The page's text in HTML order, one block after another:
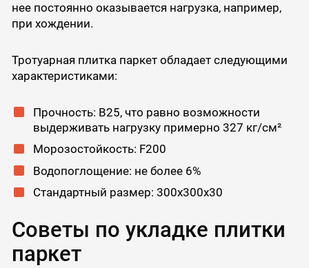
нее постоянно оказывается нагрузка, например,
при хождении.
Тротуарная плитка паркет обладает следующими
характеристиками:
Прочность: B25, что равно возможности
выдерживать нагрузку примерно 327 кг/см²
Морозостойкость: F200
Водопоглощение: не более 6%
Стандартный размер: 300x300x30
Советы по укладке плитки
паркет